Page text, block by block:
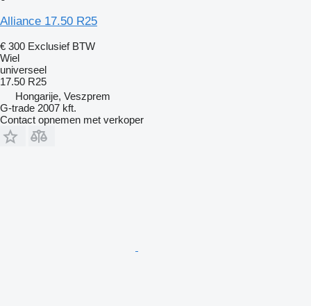
Alliance 17.50 R25
€ 300 Exclusief BTW
Wiel
universeel
17.50 R25
Hongarije, Veszprem
G-trade 2007 kft.
Contact opnemen met verkoper